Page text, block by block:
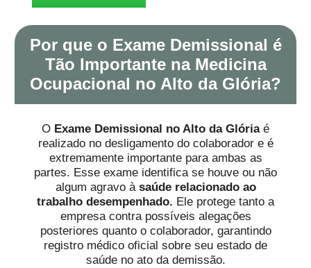
Por que o Exame Demissional é
Tão Importante na Medicina
Ocupacional no Alto da Glória?
O Exame Demissional no Alto da Glóriaé
realizado no desligamento do colaborador e é
extremamente importante para ambas as
partes. Esse exame identifica se houve ou não
algum agravo à saúde relacionado ao
trabalho desempenhado. Ele protege tanto a
empresa contra possíveis alegações
posteriores quanto o colaborador, garantindo
registro médico oficial sobre seu estado de
saúde no ato da demissão.